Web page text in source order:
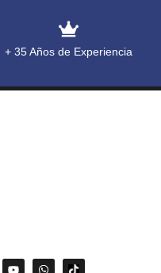
+ 35 Años de Experiencia